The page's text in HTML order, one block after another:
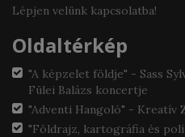
Lépjen velünk kapcsolatba!
Oldaltérkép
"A képzelet földje" - Sass
Fülei Balázs koncertje
"Adventi Hangoló" - Kreatív
"Földrajz, kartográfia és